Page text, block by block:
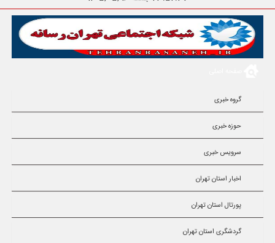
گروه خبری
حوزه خبری
سرویس خبری
اخبار استان تهران
پورتال استان تهران
گردشگری استان تهران